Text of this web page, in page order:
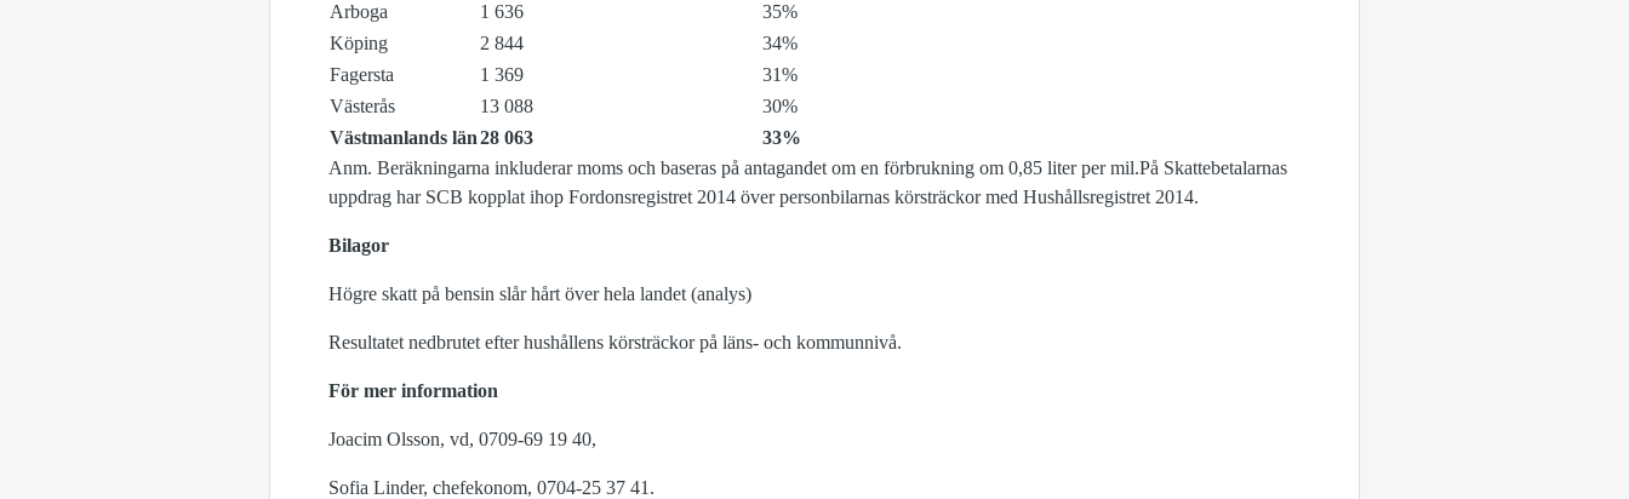
Arboga
1 636
35%
Köping
2 844
34%
Fagersta
1 369
31%
Västerås
13 088
30%
Västmanlands län28 063
33%
Anm. Beräkningarna inkluderar moms och baseras på antagandet om en förbrukning om 0,85 liter per mil.På Skattebetalarnas
uppdrag har SCB kopplat ihop Fordonsregistret 2014 över personbilarnas körsträckor med Hushållsregistret 2014.
Bilagor
Högre skatt på bensin slår hårt över hela landet (analys)
Resultatet nedbrutet efter hushållens körsträckor på läns- och kommunnivå.
För mer information
Joacim Olsson, vd, 0709-69 19 40,
Sofia Linder, chefekonom, 0704-25 37 41.